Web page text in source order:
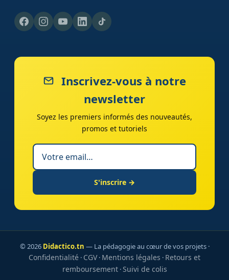
Inscrivez-vous à notre
newsletter
Soyez les premiers informés des nouveautés,
promos et tutoriels
S'inscrire →
© 2026 Didactico.tn — La pédagogie au cœur de vos projets ·
Confidentialité · CGV· Mentions légales · Retours et
remboursement·Suivi de colis